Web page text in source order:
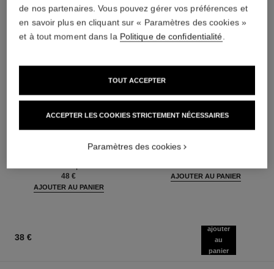
Courbe et Définition
48 €
AJOUTER AU PANIER
AJOUTER AU PANIER
38 €
ajouter
au
panier
de nos partenaires. Vous pouvez gérer vos préférences et
en savoir plus en cliquant sur « Paramètres des cookies »
et à tout moment dans la Politique de confidentialité.
ACCEPTER LES COOKIES STRICTEMENT NÉCESSAIRES
TOUT ACCEPTER
Paramètres des cookies